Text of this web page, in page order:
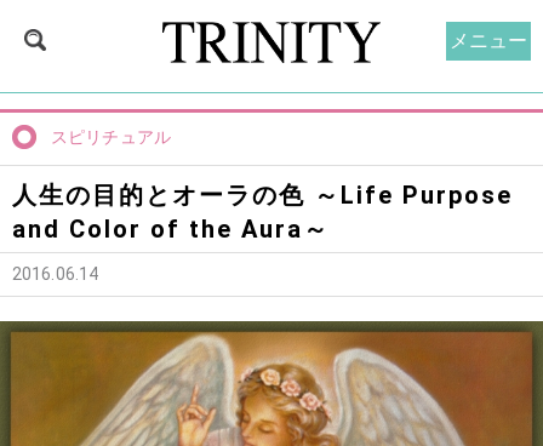
スピリチュアル
人生の目的とオーラの色 ～Life Purpose
and Color of the Aura～
2016.06.14
メニュー